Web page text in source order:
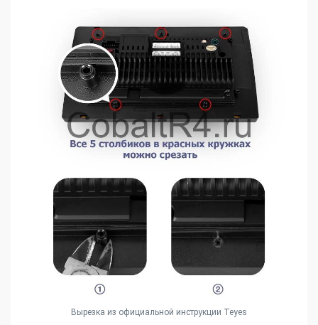
Вырезка из официальной инструкции Teyes